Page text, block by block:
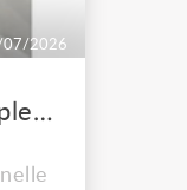
07/2026
Gril motorisé complet Global Truss F33 4 palans Verlinde D8 500 kg